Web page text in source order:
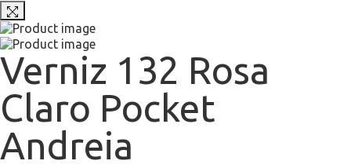
Verniz 132 Rosa
Claro Pocket
Andreia